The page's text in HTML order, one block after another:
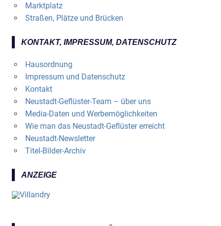
Marktplatz
Straßen, Plätze und Brücken
KONTAKT, IMPRESSUM, DATENSCHUTZ
Hausordnung
Impressum und Datenschutz
Kontakt
Neustadt-Geflüster-Team – über uns
Media-Daten und Werbemöglichkeiten
Wie man das Neustadt-Geflüster erreicht
Neustadt-Newsletter
Titel-Bilder-Archiv
ANZEIGE